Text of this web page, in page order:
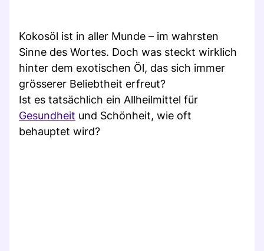
Kokosöl ist in aller Munde – im wahrsten
Sinne des Wortes. Doch was steckt wirklich
hinter dem exotischen Öl, das sich immer
grösserer Beliebtheit erfreut?
Ist es tatsächlich ein Allheilmittel für
Gesundheit und Schönheit, wie oft
behauptet wird?